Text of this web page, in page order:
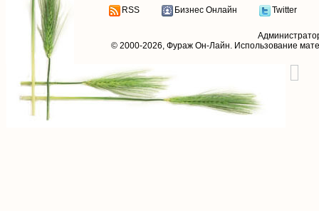
RSS Бизнес Онлайн Twitter
© 2000-2026, Фураж Он-Лайн. Использование